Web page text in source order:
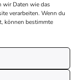
wir Daten wie das
verarbeiten. Wenn du
können bestimmte